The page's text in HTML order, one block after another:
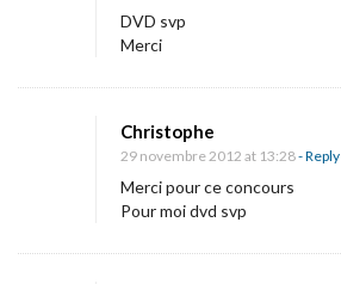
DVD svp
Merci
Christophe
29 novembre 2012 at 13:28- Reply
Merci pour ce concours
Pour moi dvd svp